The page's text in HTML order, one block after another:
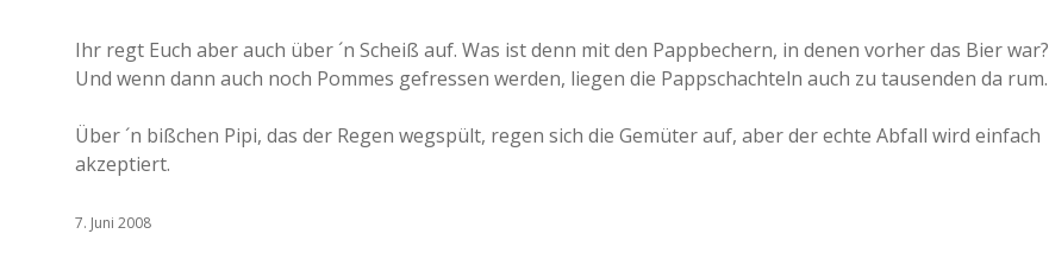
Ihr regt Euch aber auch über ´n Scheiß auf. Was ist denn mit den Pappbechern, in denen vorher das Bier war?
Und wenn dann auch noch Pommes gefressen werden, liegen die Pappschachteln auch zu tausenden da rum.
Über ´n bißchen Pipi, das der Regen wegspült, regen sich die Gemüter auf, aber der echte Abfall wird einfach
akzeptiert.
7. Juni 2008